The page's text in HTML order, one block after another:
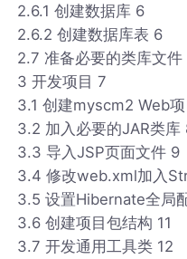
2.6.1 创建数据库 6
2.6.2 创建数据库表 6
2.7 准备必要的类库文件
3 开发项目 7
3.1 创建myscm2 Web
3.2 加入必要的JAR类库
3.3 导入JSP页面文件 9
3.4 修改web.xml加入
3.5 设置Hibernate全局
3.6 创建项目包结构 11
3.7 开发通用工具类 12